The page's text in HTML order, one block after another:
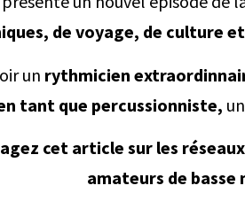
de voyage, de culture
un rythmicien
tant que percussionniste,
cet article sur les
amateurs de basse